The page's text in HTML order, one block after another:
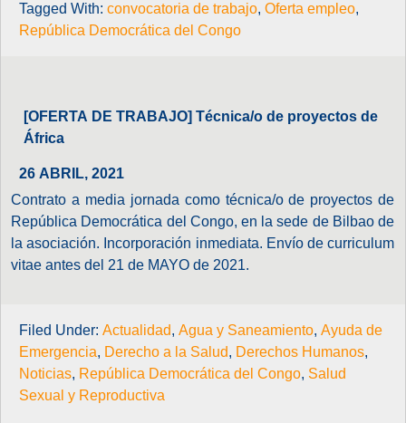
Tagged With: convocatoria de trabajo, Oferta empleo,
República Democrática del Congo
[OFERTA DE TRABAJO] Técnica/o de proyectos de
África
26 ABRIL, 2021
Contrato a media jornada como técnica/o de proyectos de
República Democrática del Congo, en la sede de Bilbao de
la asociación. Incorporación inmediata. Envío de curriculum
vitae antes del 21 de MAYO de 2021.
Filed Under: Actualidad, Agua y Saneamiento, Ayuda de
Emergencia, Derecho a la Salud, Derechos Humanos,
Noticias, República Democrática del Congo, Salud
Sexual y Reproductiva